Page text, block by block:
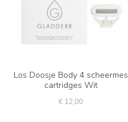
Los Doosje Body 4 scheermes
cartridges Wit
€ 12,00